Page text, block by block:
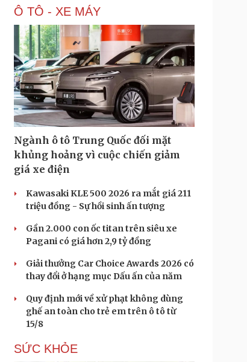
Ô TÔ - XE MÁY
Ngành ô tô Trung Quốc đối mặt
khủng hoảng vì cuộc chiến giảm
giá xe điện
Kawasaki KLE 500 2026 ra mắt giá 211
triệu đồng - Sự hồi sinh ấn tượng
Gần 2.000 con ốc titan trên siêu xe
Pagani có giá hơn 2,9 tỷ đồng
Giải thưởng Car Choice Awards 2026 có
thay đổi ở hạng mục Dấu ấn của năm
Quy định mới về xử phạt không dùng
ghế an toàn cho trẻ em trên ô tô từ
15/8
SỨC KHỎE